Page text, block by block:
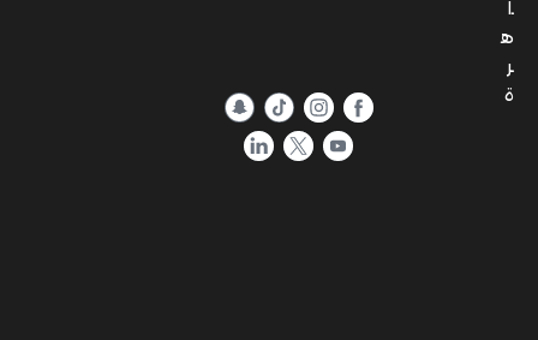
ا
ه
ر
ة